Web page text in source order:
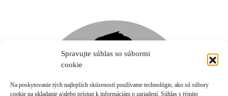
Spravujte súhlas so súbormi
cookie
Na poskytovanie tých najlepších skúseností používame technológie, ako sú súbory
cookie na ukladanie a/alebo prístup k informáciám o zariadení. Súhlas s týmito